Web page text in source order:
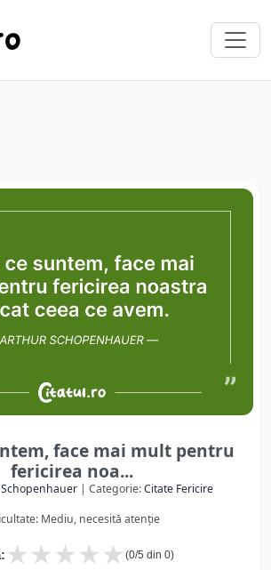
face mai mult pentru
fericirea noa...
| Categorie:Citate Fericire
Mediu, necesită atenție
★
★
★
★
★ (0/5 din 0)